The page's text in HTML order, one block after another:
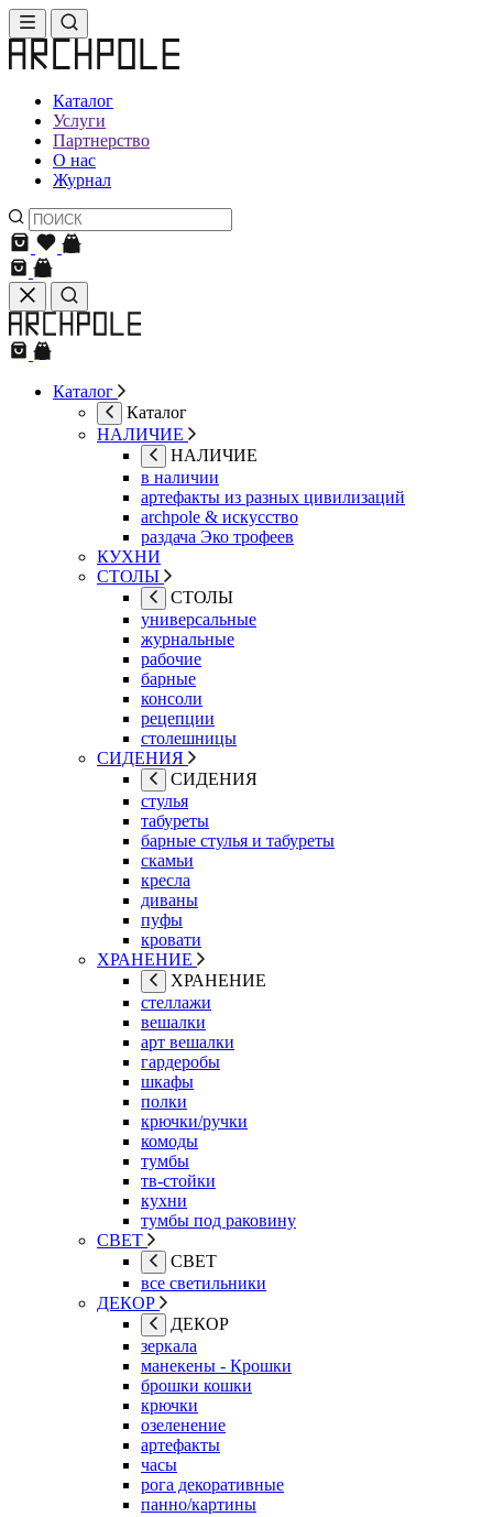
Каталог
Услуги
Партнерство
О нас
Журнал
Каталог
Каталог
НАЛИЧИЕ
НАЛИЧИЕ
в наличии
артефакты из разных цивилизаций
archpole & искусство
раздача Эко трофеев
КУХНИ
СТОЛЫ
СТОЛЫ
универсальные
журнальные
рабочие
барные
консоли
рецепции
столешницы
СИДЕНИЯ
СИДЕНИЯ
стулья
табуреты
барные стулья и табуреты
скамьи
кресла
диваны
пуфы
кровати
ХРАНЕНИЕ
ХРАНЕНИЕ
стеллажи
вешалки
арт вешалки
гардеробы
шкафы
полки
крючки/ручки
комоды
тумбы
тв-стойки
кухни
тумбы под раковину
СВЕТ
СВЕТ
все светильники
ДЕКОР
ДЕКОР
зеркала
манекены - Крошки
брошки кошки
крючки
озеленение
артефакты
часы
рога декоративные
панно/картины